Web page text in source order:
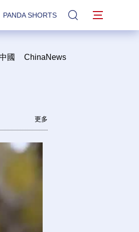
PANDA SHORTS 站內搜索
國 ChinaNews
更多